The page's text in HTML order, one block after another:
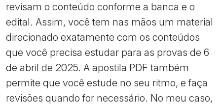
revisam o conteúdo conforme a banca e o
edital. Assim, você tem nas mãos um material
direcionado exatamente com os conteúdos
que você precisa estudar para as provas de 6
de abril de 2025. A apostila PDF também
permite que você estude no seu ritmo, e faça
revisões quando for necessário. No meu caso,